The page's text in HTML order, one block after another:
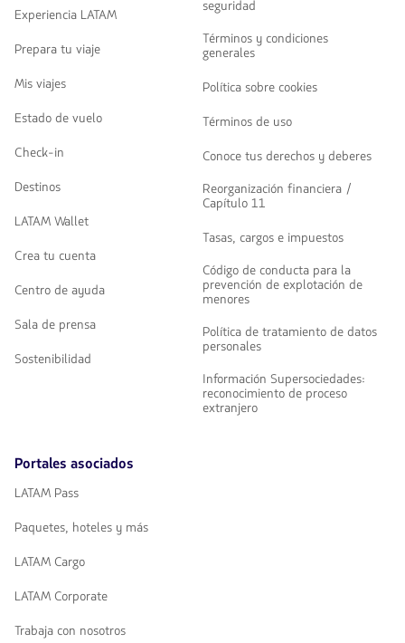
Experiencia LATAM
Prepara tu viaje
Mis viajes
Estado de vuelo
Check-in
Destinos
LATAM Wallet
Crea tu cuenta
Centro de ayuda
Sala de prensa
Sostenibilidad
seguridad
Términos y condiciones
generales
Política sobre cookies
Términos de uso
Conoce tus derechos y deberes
Reorganización financiera /
Capítulo 11
Tasas, cargos e impuestos
Código de conducta para la
prevención de explotación de
menores
Política de tratamiento de datos
personales
Información Supersociedades:
reconocimiento de proceso
extranjero
Portales asociados
LATAM Pass
Paquetes, hoteles y más
LATAM Cargo
LATAM Corporate
Trabaja con nosotros